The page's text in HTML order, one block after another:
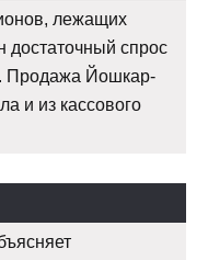
лежащих
достаточный спрос
Продажа Йошкар-
и из кассового